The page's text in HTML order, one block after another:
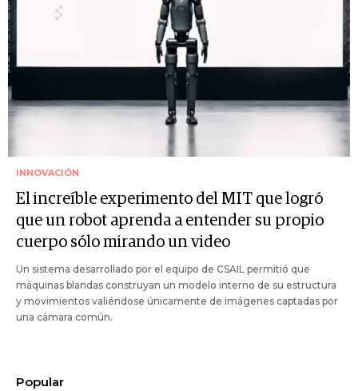
INNOVACIÓN
El increíble experimento del MIT que logró
que un robot aprenda a entender su propio
cuerpo sólo mirando un video
Un sistema desarrollado por el equipo de CSAIL permitió que
máquinas blandas construyan un modelo interno de su estructura
y movimientos valiéndose únicamente de imágenes captadas por
una cámara común.
Popular